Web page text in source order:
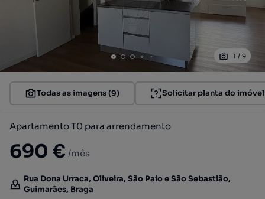
1 / 9
Todas as imagens (9) Solicitar planta do imóvel
Apartamento T0 para arrendamento
690 € /mês
Rua Dona Urraca, Oliveira, São Paio e São Sebastião,
Guimarães, Braga